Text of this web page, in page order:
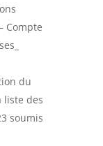
Compte
du
liste des
soumis